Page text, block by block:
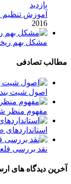
بازدید
آموزش
2016
مشکل بهم
مطالب تصادفی
اصول شیت
مفهوم منظر
نقد بررسی
آخرین دیدگاه های